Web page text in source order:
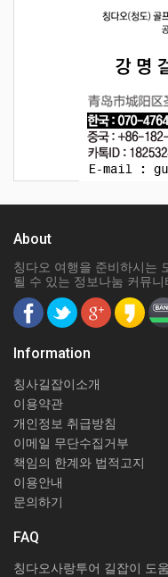
About
칭다오 여행을 준비하시는
될 수 있는 정보나눔 커뮤니
Information
칭사길잡이소개
이용약관
개인정보 취급방침
이메일 무단수집거부
책임의 한계와 법적고지
이용안내
문의하기
FAQ
칭다오사랑투어 길잡이 도